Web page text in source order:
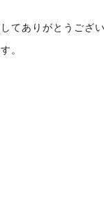
てありがとうござい
。